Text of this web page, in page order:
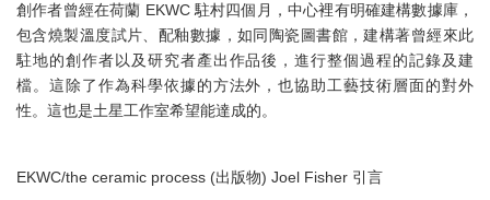
創作者曾經在荷蘭 EKWC 駐村四個月，中心裡有明確建構數據庫，
包含燒製溫度試片、配釉數據，如同陶瓷圖書館，建構著曾經來此
駐地的創作者以及研究者產出作品後，進行整個過程的記錄及建
檔。這除了作為科學依據的方法外，也協助工藝技術層面的對外
性。這也是土星工作室希望能達成的。
EKWC/the ceramic process (出版物) Joel Fisher 引言